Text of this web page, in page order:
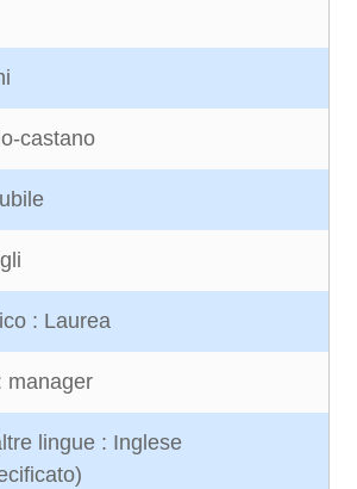
castano
: Laurea
manager
lingue : Inglese